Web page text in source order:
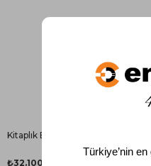
Kitaplık ENGC-TG-57356
₺32.100